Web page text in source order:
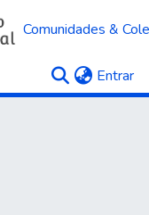
Comunidades &
Entrar